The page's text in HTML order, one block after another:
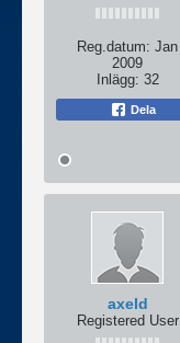
Reg.datum: Jan
2009
Inlägg: 32
Dela
axeld
Registered User